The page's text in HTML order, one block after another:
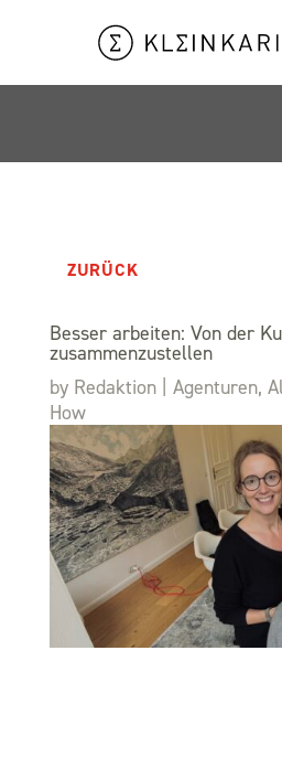
ZURÜCK
Besser arbeiten: Von der
zusammenzustellen
by Redaktion| Agenturen,
How